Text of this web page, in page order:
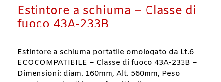
Estintore a schiuma – Classe di
fuoco 43A-233B
Estintore a schiuma portatile omologato da Lt.6
ECOCOMPATIBILE – Classe di fuoco 43A-233B –
Dimensioni: diam. 160mm, Alt. 560mm, Peso